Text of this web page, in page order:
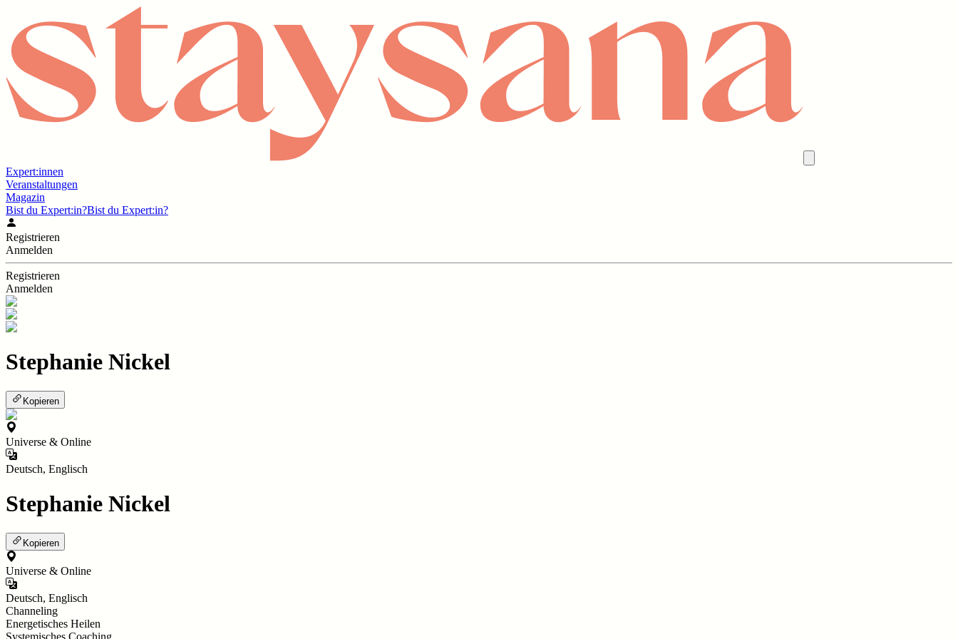
Expert:innen
Veranstaltungen
Magazin
Bist du Expert:in?Bist du Expert:in?
Registrieren
Anmelden
Registrieren
Anmelden
Stephanie Nickel
Kopieren
Universe & Online
Deutsch, Englisch
Stephanie Nickel
Kopieren
Universe & Online
Deutsch, Englisch
Channeling
Energetisches Heilen
Systemisches Coaching